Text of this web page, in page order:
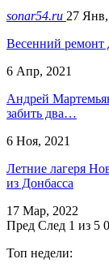
sonar54.ru 27 Янв,
Весенний ремонт
6 Апр, 2021
Андрей
забить два…
6 Ноя, 2021
Летние лагеря
из Донбасса
17 Мар, 2022
Пред След 1 из 5
Топ недели: